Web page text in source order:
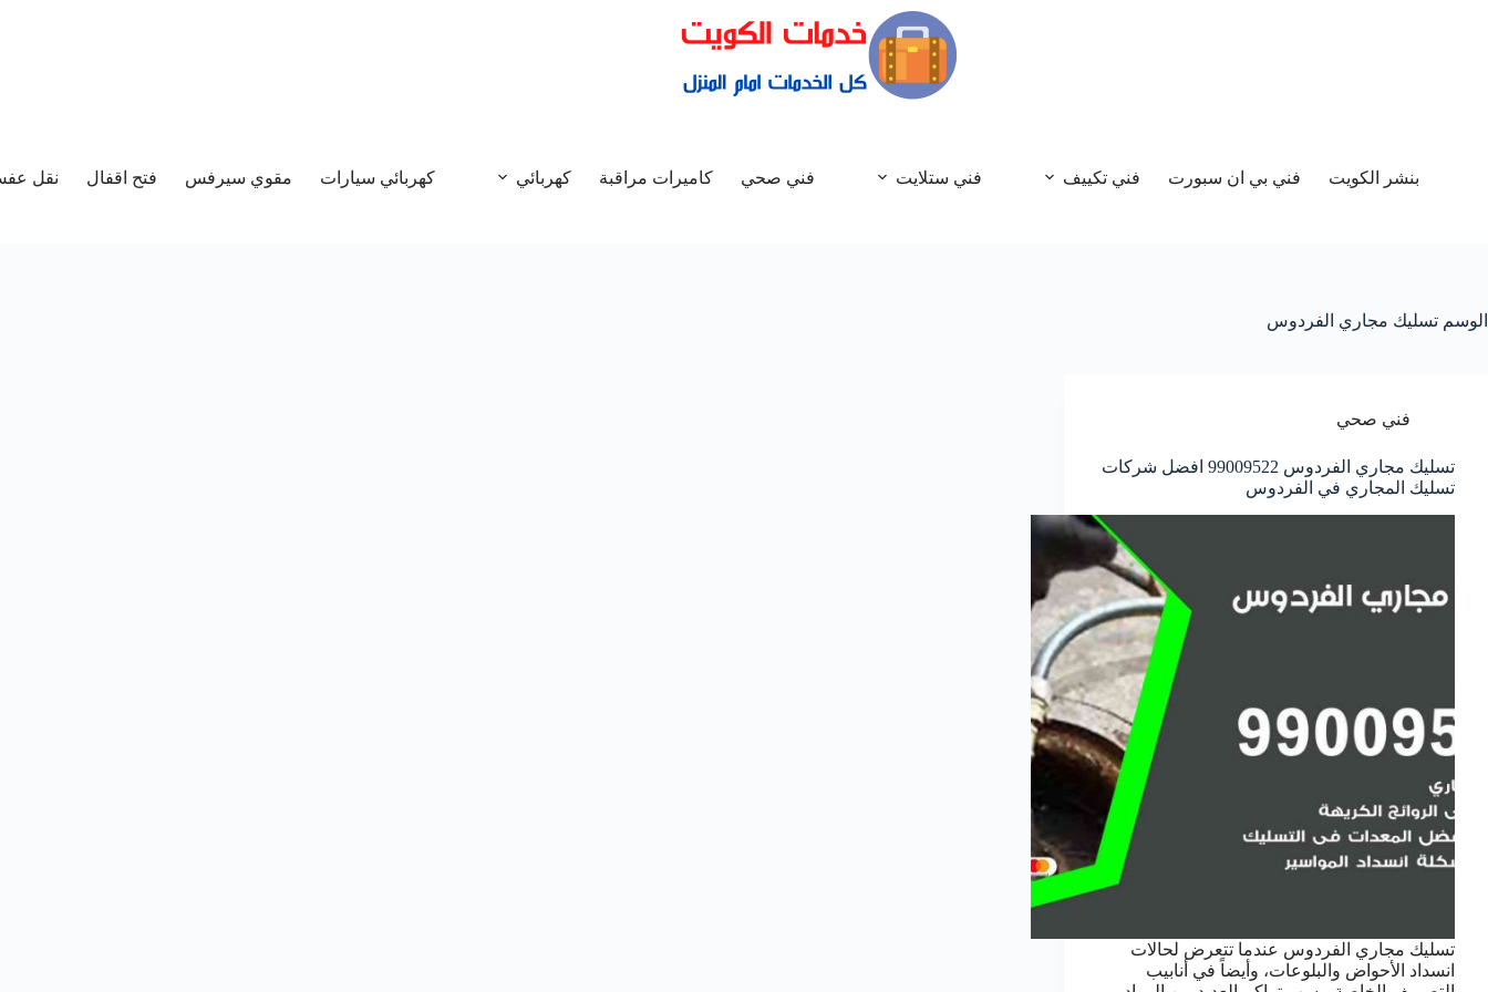
بنشر الكويت فني بي ان سبورت فني تكييف فني ستلايت فني صحي كاميرات مراقبة كهربائي كهربائي سيارات مقوي سيرفس فتح اقفال نقل
الوسم تسليك مجاري الفردوس
فني صحي
تسليك مجاري الفردوس 99009522 افضل شركات
تسليك المجاري في الفردوس
تسليك مجاري الفردوس عندما تتعرض لحالات
انسداد الأحواض والبلوعات، وأيضاً في أنابيب